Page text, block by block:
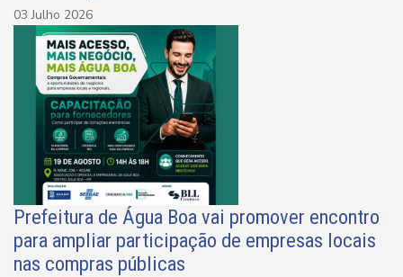
03 Julho 2026
Prefeitura de Água Boa vai promover encontro
para ampliar participação de empresas locais
nas compras públicas